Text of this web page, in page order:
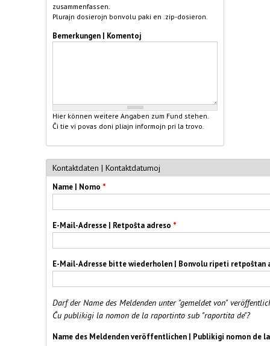
zusammenfassen.
Plurajn dosierojn bonvolu paki en .zip-dosieron.
Bemerkungen | Komentoj
Hier können weitere Angaben zum Fund stehen.
Ĉi tie vi povas doni pliajn informojn pri la trovo.
Kontaktdaten | Kontaktdatumoj
Name | Nomo *
E-Mail-Adresse | Retpoŝta adreso *
E-Mail-Adresse bitte wiederholen | Bonvolu ripeti retpoŝtan
Darf der Name des Meldenden unter "gemeldet von"
Ĉu publikigi la nomon de la raportinto sub "raportita de"?
Name des Meldenden veröffentlichen | Publikigi nomon de